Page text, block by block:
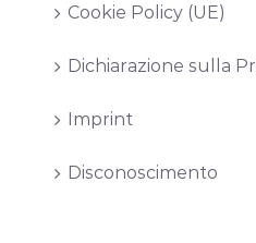
Cookie Policy (UE)
Dichiarazione sulla
Imprint
Disconoscimento